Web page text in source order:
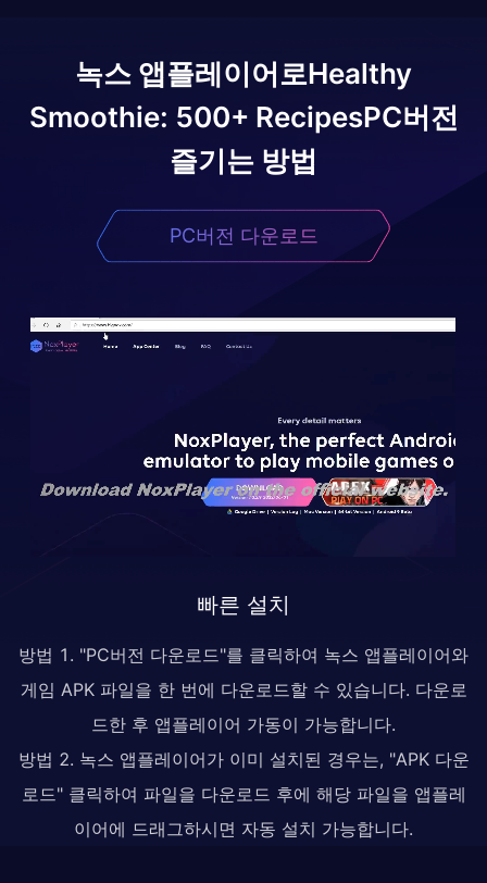
녹스 앱플레이어로Healthy
Smoothie: 500+ RecipesPC버전
즐기는 방법
PC버전 다운로드
빠른 설치
방법 1. "PC버전 다운로드"를 클릭하여 녹스 앱플레이어와
게임 APK 파일을 한 번에 다운로드할 수 있습니다. 다운로
드한 후 앱플레이어 가동이 가능합니다.
방법 2. 녹스 앱플레이어가 이미 설치된 경우는, "APK 다운
로드" 클릭하여 파일을 다운로드 후에 해당 파일을 앱플레
이어에 드래그하시면 자동 설치 가능합니다.